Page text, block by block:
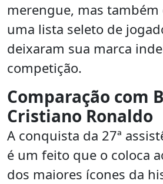
merengue, mas também
uma lista seleto de
deixaram sua marca
competição.
Comparação com
Cristiano Ronaldo
A conquista da 27ª
é um feito que o coloca
dos maiores ícones da